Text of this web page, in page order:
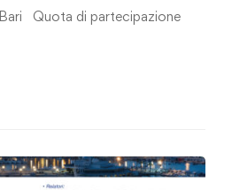
Quota di partecipazione